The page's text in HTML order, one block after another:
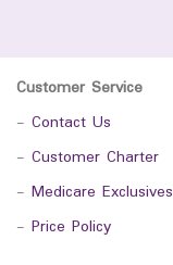
Customer Service
- Contact Us
- Customer Charter
- Medicare Exclusives
- Price Policy